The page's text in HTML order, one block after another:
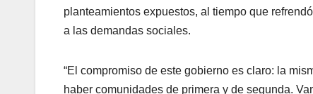
planteamientos expuestos, al tiempo que
a las demandas sociales.
“El compromiso de este gobierno es claro: la
haber comunidades de primera y de segunda.